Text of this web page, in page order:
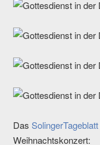
DasSolingerTageblatt
Weihnachtskonzert: